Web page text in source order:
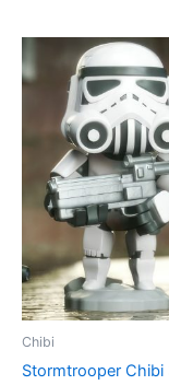
Chibi
Stormtrooper Chibi